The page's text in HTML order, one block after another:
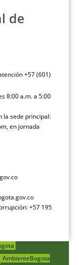
de
+57 (601)
8:00 a.m. a 5:00
la sede principal:
en jornada
+57 195
AmbienteBogota